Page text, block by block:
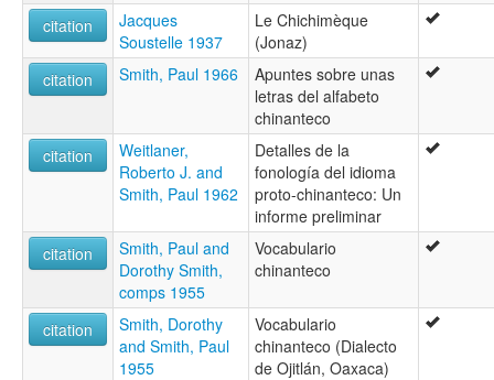
citation
Jacques
Soustelle 1937
Le Chichimèque
(Jonaz)
citation
Smith, Paul 1966
Apuntes sobre unas
letras del alfabeto
chinanteco
citation
Weitlaner,
Roberto J. and
Smith, Paul 1962
Detalles de la
fonología del idioma
proto-chinanteco: Un
informe preliminar
citation
Smith, Paul and
Dorothy Smith,
comps 1955
Vocabulario
chinanteco
citation
Smith, Dorothy
and Smith, Paul
1955
Vocabulario
chinanteco (Dialecto
de Ojitlán, Oaxaca)